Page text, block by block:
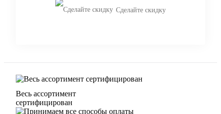
Сделайте скидку
Весь ассортимент
сертифицирован